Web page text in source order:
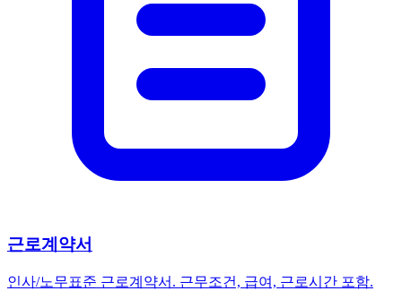
근로계약서
인사/노무표준 근로계약서. 근무조건, 급여, 근로시간 포함.